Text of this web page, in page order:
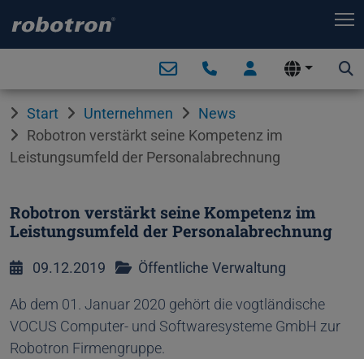
Start Unternehmen
News
Robotron verstärkt seine Kompetenz im
Leistungsumfeld der Personalabrechnung
Robotron verstärkt seine Kompetenz im
Leistungsumfeld der Personalabrechnung
09.12.2019 Öffentliche Verwaltung
Ab dem 01. Januar 2020 gehört die vogtländische
VOCUS Computer- und Softwaresysteme GmbH zur
Robotron Firmengruppe.